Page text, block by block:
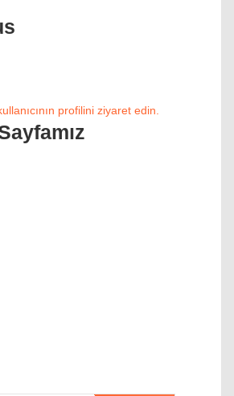
profilini ziyaret edin.